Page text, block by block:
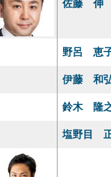
佐藤 伸
野呂 恵
伊藤 和
鈴木 隆
塩野目